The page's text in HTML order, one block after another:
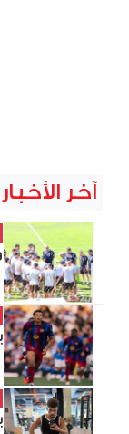
آخر الأخبار